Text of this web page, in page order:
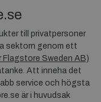
till privatpersoner
sektorn genom ett
Flagstore Sweden AB)
Att inneha det
service och högsta
är i huvudsak